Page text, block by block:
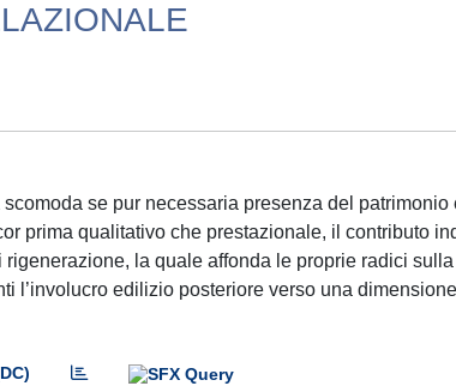
se pur necessaria presenza del patrimonio
prima qualitativo che prestazionale, il contributo
la quale affonda le proprie radici
l’involucro edilizio posteriore verso una